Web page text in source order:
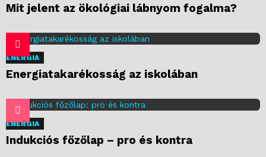
Mit jelent az ökológiai lábnyom fogalma?
ENERGIA
Energiatakarékosság az iskolában
ENERGIA
Indukciós főzőlap – pro és kontra